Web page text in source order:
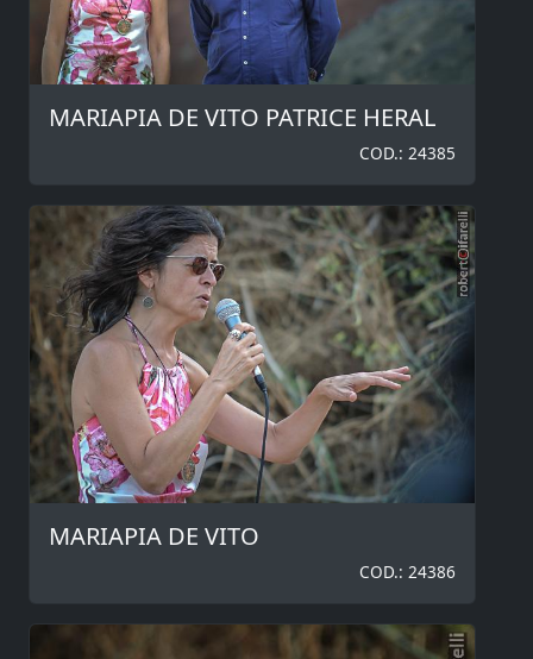
MARIAPIA DE VITO PATRICE HERAL
COD.: 24385
MARIAPIA DE VITO
COD.: 24386